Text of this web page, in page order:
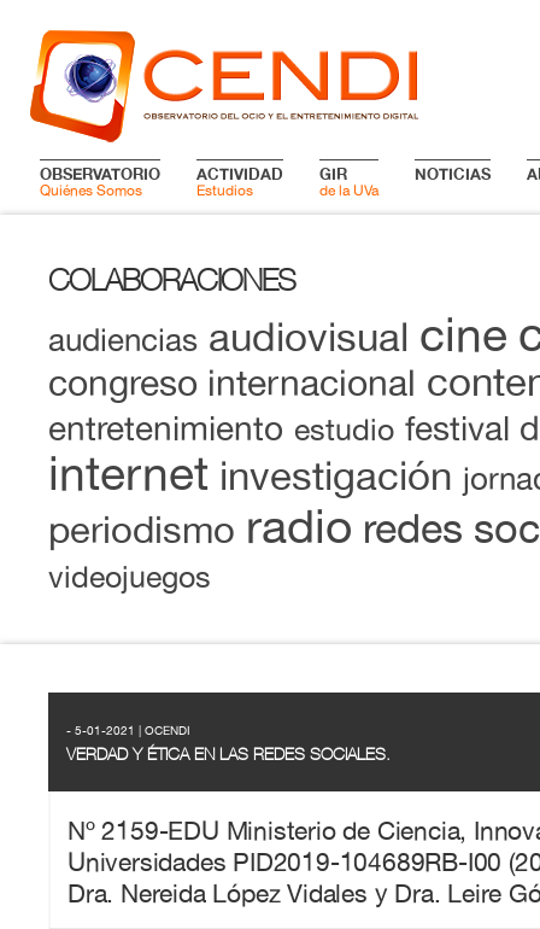
OBSERVATORIO
Quiénes Somos
ACTIVIDAD
Estudios
GIR
de la UVa
NOTICIAS
COLABORACIONES
audiencias audiovisual cine
congreso internacional
entretenimiento estudio festival
internet investigación
periodismo radio redes
videojuegos
- 5-01-2021 | OCENDI
VERDAD Y ÉTICA EN LAS REDES SOCIALES.
Nº 2159-EDU Ministerio de Ciencia,
Universidades PID2019-104689RB-I00
Dra. Nereida López Vidales y Dra. Leire